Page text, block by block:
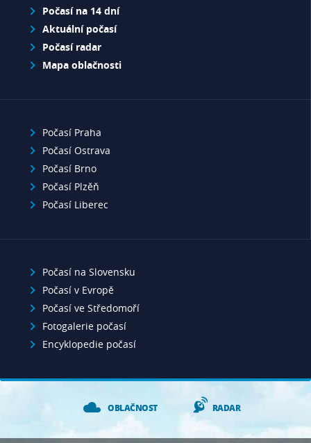
Počasí na 14 dní
Aktuální počasí
Počasí radar
Mapa oblačnosti
Počasí Praha
Počasí Ostrava
Počasí Brno
Počasí Plzěň
Počasí Liberec
Počasí na Slovensku
Počasí v Evropě
Počasí ve Středomoří
Fotogalerie počasí
Encyklopedie počasí
OBLAČNOST RADAR